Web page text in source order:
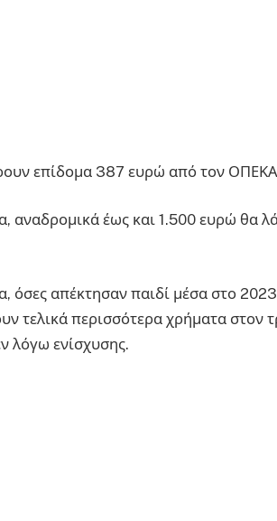
επίδομα 387 ευρώ από τον ΟΠΕΚΑ
αναδρομικά έως και 1.500 ευρώ θα
όσες απέκτησαν παιδί μέσα στο
τελικά περισσότερα χρήματα στον
λόγω ενίσχυσης.